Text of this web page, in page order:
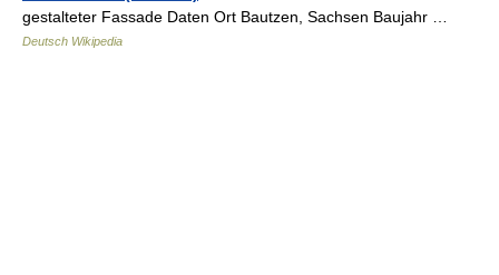
gestalteter Fassade Daten Ort Bautzen, Sachsen Baujahr …
Deutsch Wikipedia